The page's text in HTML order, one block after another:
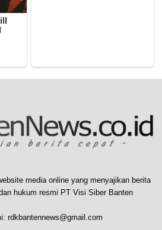
media online yang menyajikan berita
hukum resmi PT Visi Siber Banten
rdkbantennews@gmail.com